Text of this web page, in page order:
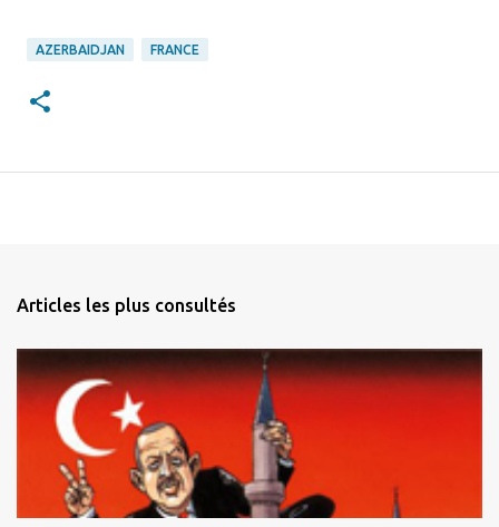
AZERBAIDJAN FRANCE
Articles les plus consultés